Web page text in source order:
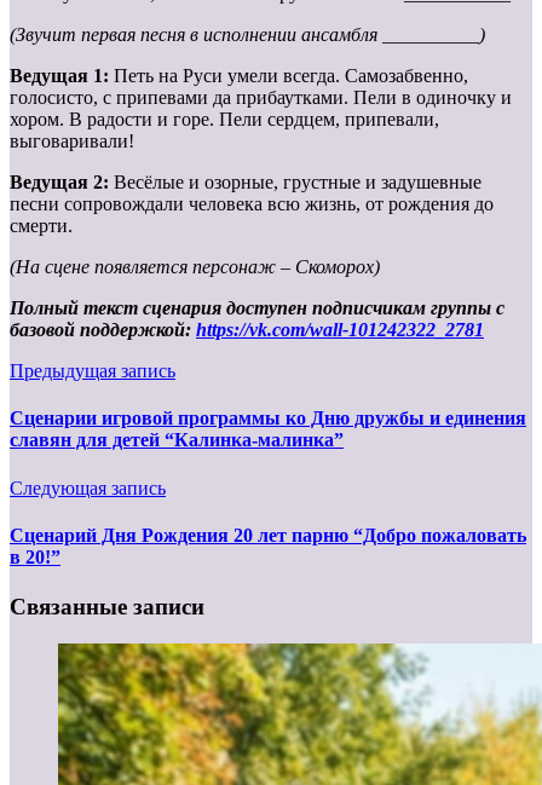
(Звучит первая песня в исполнении ансамбля __________)
Ведущая 1: Петь на Руси умели всегда. Самозабвенно,
голосисто, с припевами да прибаутками. Пели в одиночку и
хором. В радости и горе. Пели сердцем, припевали,
выговаривали!
Ведущая 2: Весёлые и озорные, грустные и задушевные
песни сопровождали человека всю жизнь, от рождения до
смерти.
(На сцене появляется персонаж – Скоморох)
Полный текст сценария доступен подписчикам группы с
базовой поддержкой: https://vk.com/wall-101242322_2781
Предыдущая запись
Сценарии игровой программы ко Дню дружбы и единения
славян для детей “Калинка-малинка”
Следующая запись
Сценарий Дня Рождения 20 лет парню “Добро пожаловать
в 20!”
Связанные записи